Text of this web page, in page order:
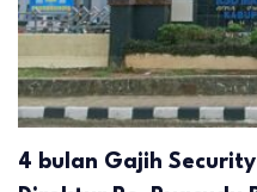
4 bulan Gajih